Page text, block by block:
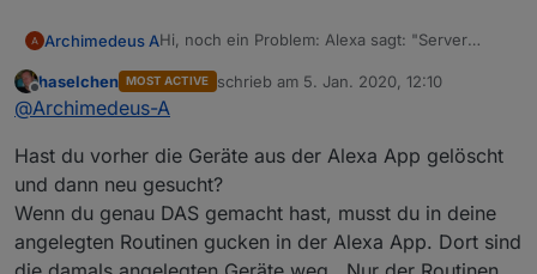
Archimedeus AHi, noch ein Problem: Alexa sagt: "Server
Was bisher geschah:
IoT Assistants installiert (1.1.8)
Jahreslizenz für Assistent gekauft (wird
angezeigt unter
Cloud.0 mit Pro Account PW versorgt,
gestartet, ist grün, Alexa.Geräte werden
angezeigt
Nur steuern kann ich nichts mehr, "Server
schon mal vorab.
Hinweis: Habe aufhttps://iobroker.pro/account
keinen App-Key erzeugt, weil das nicht in der
Offline
haselchen MOST ACTIVE schrieb am 5. Jan. 2020, 12:10
zuletzt editiert von
@Archimedeus-A
Hast du vorher die Geräte aus der Alexa App gelöscht
und dann neu gesucht?
Wenn du genau DAS gemacht hast, musst du in deine
angelegten Routinen gucken in der Alexa App. Dort sind